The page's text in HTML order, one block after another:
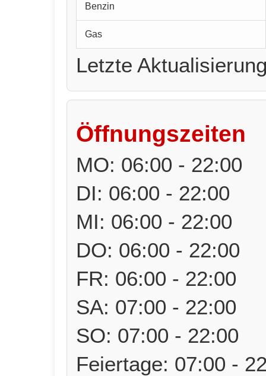
Benzin
Gas
Letzte
Öffnungszeiten
MO: 06:00 - 22:00
DI: 06:00 - 22:00
MI: 06:00 - 22:00
DO: 06:00 - 22:00
FR: 06:00 - 22:00
SA: 07:00 - 22:00
SO: 07:00 - 22:00
Feiertage: 07:00 -